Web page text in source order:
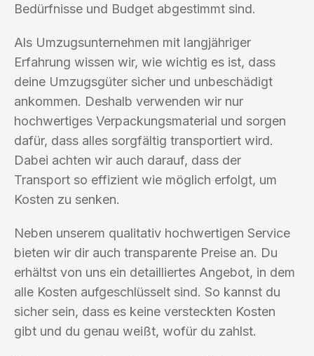
Bedürfnisse und Budget abgestimmt sind.
Als Umzugsunternehmen mit langjähriger
Erfahrung wissen wir, wie wichtig es ist, dass
deine Umzugsgüter sicher und unbeschädigt
ankommen. Deshalb verwenden wir nur
hochwertiges Verpackungsmaterial und sorgen
dafür, dass alles sorgfältig transportiert wird.
Dabei achten wir auch darauf, dass der
Transport so effizient wie möglich erfolgt, um
Kosten zu senken.
Neben unserem qualitativ hochwertigen Service
bieten wir dir auch transparente Preise an. Du
erhältst von uns ein detailliertes Angebot, in dem
alle Kosten aufgeschlüsselt sind. So kannst du
sicher sein, dass es keine versteckten Kosten
gibt und du genau weißt, wofür du zahlst.